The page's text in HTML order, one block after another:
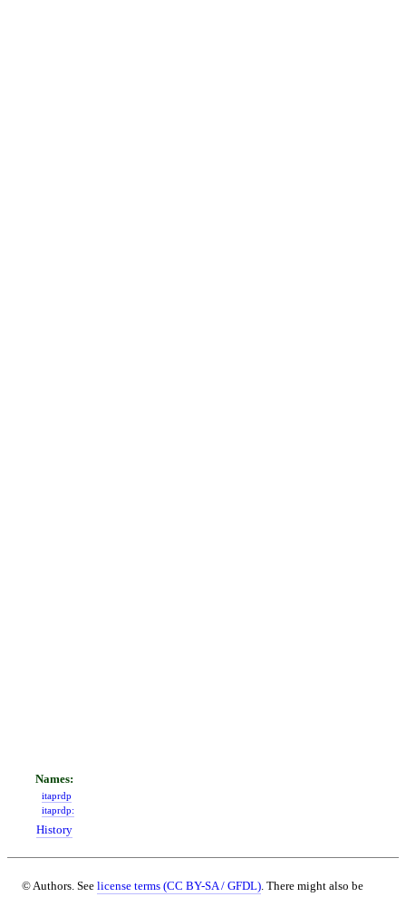
itaprdp
itaprdp:
History
© Authors. See license terms (CC BY-SA / GFDL) . There might also be